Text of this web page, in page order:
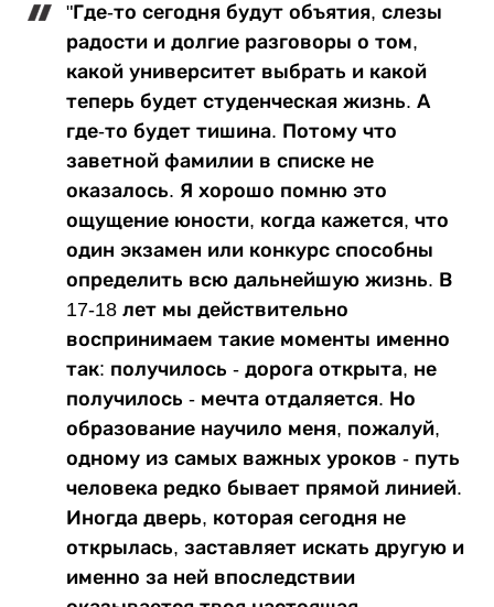
"Где-то сегодня будут объятия, слезы
радости и долгие разговоры о том,
какой университет выбрать и какой
теперь будет студенческая жизнь. А
где-то будет тишина. Потому что
заветной фамилии в списке не
оказалось. Я хорошо помню это
ощущение юности, когда кажется, что
один экзамен или конкурс способны
определить всю дальнейшую жизнь. В
17-18 лет мы действительно
воспринимаем такие моменты именно
так: получилось - дорога открыта, не
получилось - мечта отдаляется. Но
образование научило меня, пожалуй,
одному из самых важных уроков - путь
человека редко бывает прямой линией.
Иногда дверь, которая сегодня не
открылась, заставляет искать другую и
именно за ней впоследствии